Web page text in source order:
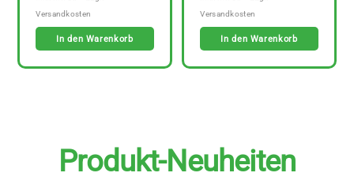
In den Warenkorb In den Warenkorb
Produkt-Neuheiten